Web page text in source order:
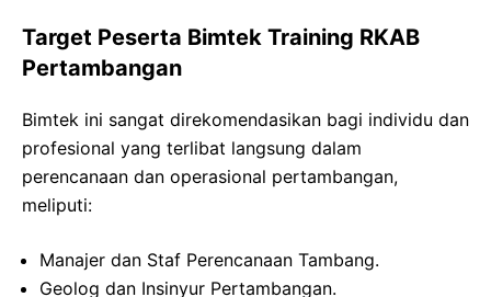
Target Peserta Bimtek Training RKAB
Pertambangan
Bimtek ini sangat direkomendasikan bagi individu dan
profesional yang terlibat langsung dalam
perencanaan dan operasional pertambangan,
meliputi:
Manajer dan Staf Perencanaan Tambang.
Geolog dan Insinyur Pertambangan.